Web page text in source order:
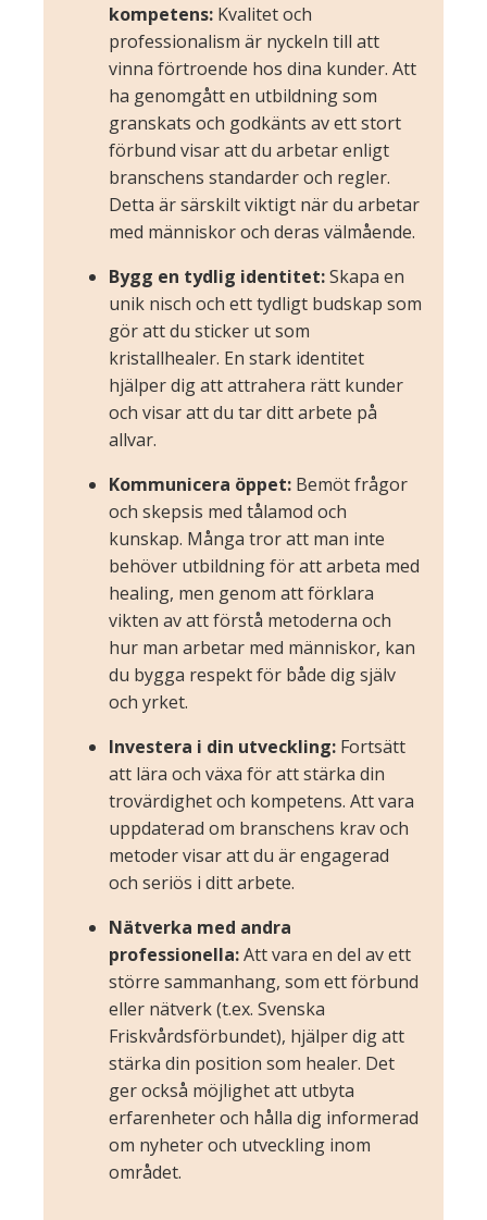
kompetens: Kvalitet och
professionalism är nyckeln till att
vinna förtroende hos dina kunder. Att
ha genomgått en utbildning som
granskats och godkänts av ett stort
förbund visar att du arbetar enligt
branschens standarder och regler.
Detta är särskilt viktigt när du arbetar
med människor och deras välmående.
Bygg en tydlig identitet:Skapa en
unik nisch och ett tydligt budskap som
gör att du sticker ut som
kristallhealer. En stark identitet
hjälper dig att attrahera rätt kunder
och visar att du tar ditt arbete på
allvar.
Kommunicera öppet: Bemöt frågor
och skepsis med tålamod och
kunskap. Många tror att man inte
behöver utbildning för att arbeta med
healing, men genom att förklara
vikten av att förstå metoderna och
hur man arbetar med människor, kan
du bygga respekt för både dig själv
och yrket.
Investera i din utveckling: Fortsätt
att lära och växa för att stärka din
trovärdighet och kompetens. Att vara
uppdaterad om branschens krav och
metoder visar att du är engagerad
och seriös i ditt arbete.
Nätverka med andra
professionella:Att vara en del av ett
större sammanhang, som ett förbund
eller nätverk (t.ex. Svenska
Friskvårdsförbundet), hjälper dig att
stärka din position som healer. Det
ger också möjlighet att utbyta
erfarenheter och hålla dig informerad
om nyheter och utveckling inom
området.